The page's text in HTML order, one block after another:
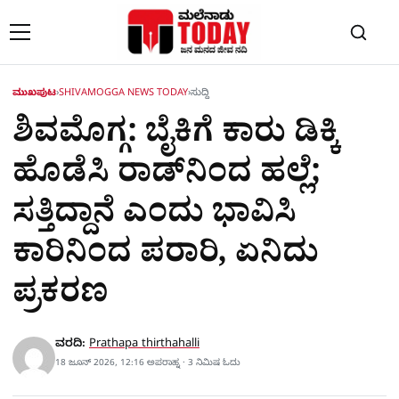
ಮುಖಪುಟ›SHIVAMOGGA NEWS TODAY›ಸುದ್ದಿ
ಶಿವಮೊಗ್ಗ: ಬೈಕಿಗೆ ಕಾರು ಡಿಕ್ಕಿ
ಹೊಡೆಸಿ ರಾಡ್‌ನಿಂದ ಹಲ್ಲೆ;
ಸತ್ತಿದ್ದಾನೆ ಎಂದು ಭಾವಿಸಿ
ಕಾರಿನಿಂದ ಪರಾರಿ, ಏನಿದು
ಪ್ರಕರಣ
ವರದಿ: Prathapa thirthahalli
18 ಜೂನ್ 2026, 12:16 ಅಪರಾಹ್ನ · 3 ನಿಮಿಷ ಓದು